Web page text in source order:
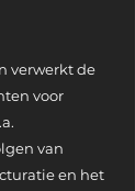
verwerkt de
voor
van
en het